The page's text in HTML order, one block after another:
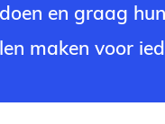
en graag
maken voor